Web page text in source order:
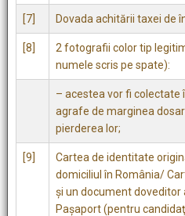
[7] Dovada achitării taxei de
[8]
2 fotografii color tip
numele scris pe spate):
– acestea vor fi colectate
agrafe de marginea
pierderea lor;
[9]
Cartea de identitate
domiciliul în România/
şi un document doveditor
Paşaport (pentru